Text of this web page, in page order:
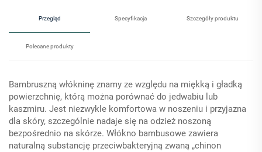
Przegląd Specyfikacja Szczegóły produktu
Polecane produkty
Bambruszną włókninę znamy ze względu na miękką i gładką
powierzchnię, którą można porównać do jedwabiu lub
kaszmiru. Jest niezwykle komfortowa w noszeniu i przyjazna
dla skóry, szczególnie nadaje się na odzież noszoną
bezpośrednio na skórze. Włókno bambusowe zawiera
naturalną substancję przeciwbakteryjną zwaną „chinon